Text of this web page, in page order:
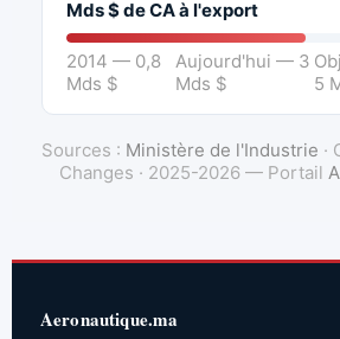
Mds $ de CA à l'export
2014 — 0,8
Mds $
Aujourd'hui — 3
Mds $
5
Sources : Ministère de l'Industrie ·
Changes · 2025-2026 — Portail
Aeronautique.ma